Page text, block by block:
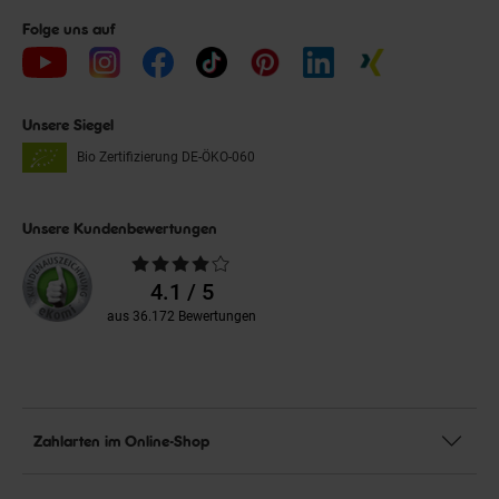
Folge uns auf
Unsere Siegel
Bio Zertifizierung DE-ÖKO-060
Unsere Kundenbewertungen
Durchschnittliche
Bewertungen4.1 / 5
aus 36.172 Bewertungen
Zahlarten im Online-Shop